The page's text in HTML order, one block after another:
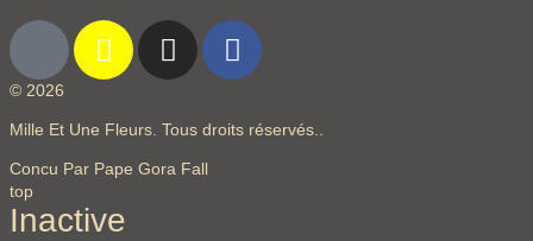
© 2026
Mille Et Une Fleurs. Tous droits réservés..
Concu Par Pape Gora Fall
top
Inactive